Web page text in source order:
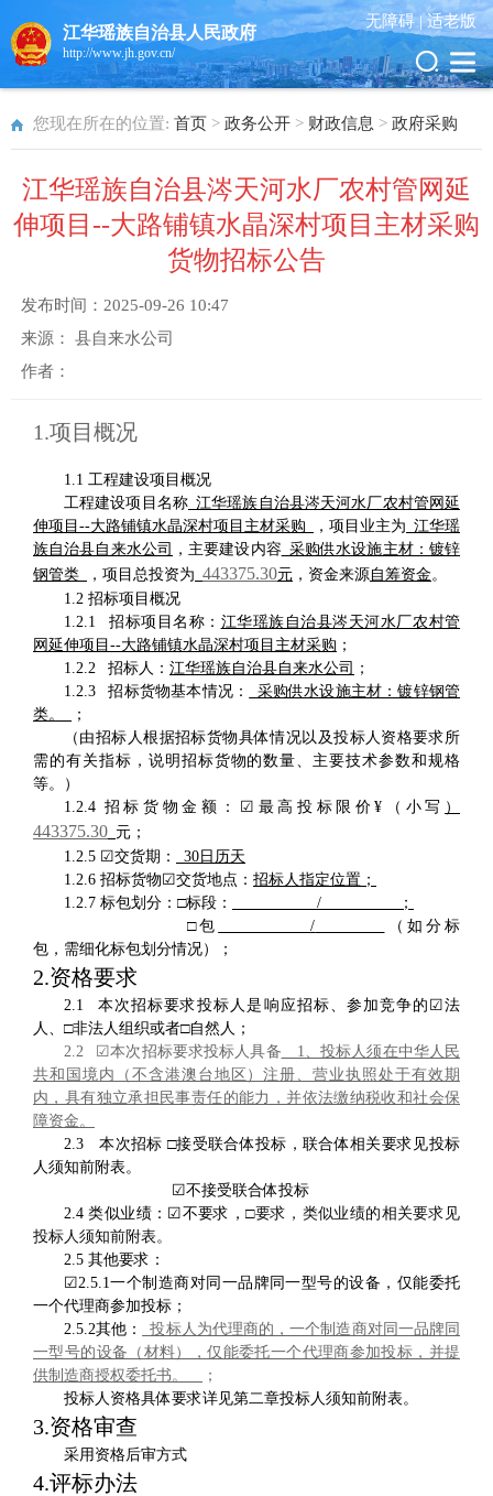
江华瑶族自治县人民政府
http://www.jh.gov.cn/
无障碍 |适老版
您现在所在的位置: 首页 > 政务公开 > 财政信息 > 政府采购
江华瑶族自治县涔天河水厂农村管网延
伸项目--大路铺镇水晶深村项目主材采购
货物招标公告
发布时间： 2025-09-26 10:47
来源： 县自来水公司
作者：
1.项目概况
1.1 工程建设项目概况
工程建设项目名称 江华瑶族自治县涔天河水厂农村管网延
伸项目 --大路铺镇水晶深村项目主材采购 ，项目业主为 江华瑶
族自治县自来水公司 ，主要建设内容 采购供水设施主材：镀锌
钢管类
，项目总投资为 443375.30元 ，资金来源自筹资金 。
1.2 招标项目概况
1.2.1 招标项目名称 ： 江华瑶族自治县涔天河水厂农村管
网延伸项目 --大路铺镇水晶深村项目主材采购 ；
1 .2.2 招标人： 江华瑶族自治县自来水公司 ；
1 .2.3招标货物基本情况：
采购供水设施主材：镀锌钢管
类。
；
（由招标人根据招标货物具体情况以及投标人资格要求所
需的有关指标，说明招标货物的数量、主要技术参数和规格
等。）
1 .2.4 招标货物金额： ☑ 最高投标限价¥ （小写 ）
443375.30 元；
1.2.5 ☑交货期 ： 30日历天
1.2.6 招标货物☑交货地点： 招标人指定位置 ；
1 .2.7 标包划分： □标段 ： /
；
□包
/
（如分标
包，需细化标包划分情况）
；
2.资格要求
2.1 本次招标要求投标人是响应招标、参加竞争的 ☑法
人、 □非法人组织或者□自然人 ；
2.2 ☑本次招标要求投标人具备 1
投标人须在中华人民
共和国境内（不含港澳台地区）注册、营业执照处于有效期
内，具有独立承担民事责任的能力，并依法缴纳税收和社会保
障资金 。
2. 3 本次招标 □接受联合体投标 ，联合体相关要求见投标
人须知前附表。
☑不接受联合体投标
2.4类似业绩： ☑不要求，□要求 ，类似业绩的相关要求见
投标人须知前附表。
2.5 其他要求：
☑2 .5.1一个制造商对同一品牌同一型号的设备 ，仅能委托
一个代理商参加投标 ；
2.5.2其他：
投标人为代理商的，一个制造商对同一品牌同
一型号的设备（材料），仅能委托一个代理商参加投标，并提
供制造商授权委托书 。
；
投标人资格具体要求详见第二章投标人须知前附表。
3.资格审查
采用 资格后审方式
4.评标办法